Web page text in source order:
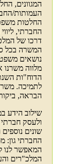
המגוונים,
העמותות/
החלטות
החברתי,
דרכו של
המשרה בכל
נושאים
מלווה
הדוח"ות
לתמיכה.
הבראה,
שילוב הידע
ולעסק
שונים
החברתי גון:
המאפשר לנו
המלכ"רים